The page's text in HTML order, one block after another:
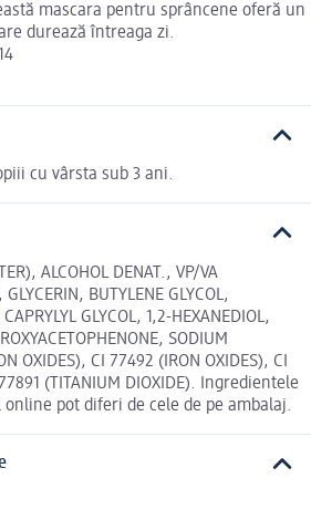
mascara pentru sprâncene oferă un
durează întreaga zi.
cu vârsta sub 3 ani.
ALCOHOL DENAT., VP/VA
BUTYLENE GLYCOL,
CAPRYLYL GLYCOL, 1,2-HEXANEDIOL,
SODIUM
OXIDES), CI 77492 (IRON OXIDES), CI
(TITANIUM DIOXIDE). Ingredientele
pot diferi de cele de pe ambalaj.